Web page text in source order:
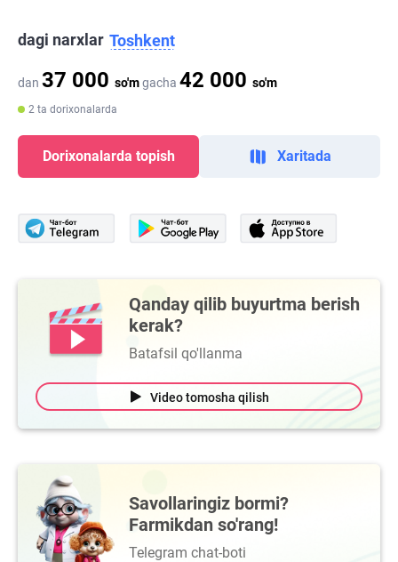
dagi narxlar Toshkent
dan 37 000 so'mgacha 42 000 so'm
2 ta dorixonalarda
Dorixonalarda topish Xaritada
Qanday qilib buyurtma berish
kerak?
Batafsil qo'llanma
Video tomosha qilish
Savollaringiz bormi?
Farmikdan so'rang!
Telegram chat-boti